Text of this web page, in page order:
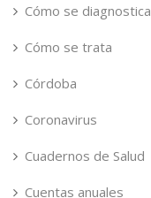
Cómo se diagnostica
Cómo se trata
Córdoba
Coronavirus
Cuadernos de Salud
Cuentas anuales